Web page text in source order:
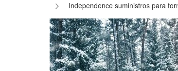
Independence suministros para